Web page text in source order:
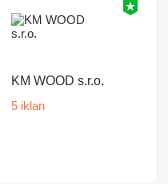
KM WOOD s.r.o.
5 iklan